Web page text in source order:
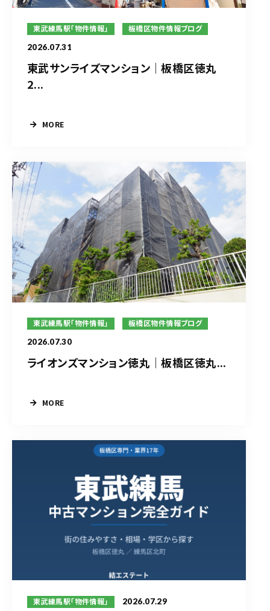
東武練馬駅「物件情報」 板橋区物件情報ブログ
2026.07.31
東武サンライズマンション｜板橋区徳丸
2...
MORE
東武練馬駅「物件情報」 板橋区物件情報ブログ
2026.07.30
ライオンズマンション徳丸｜板橋区徳丸...
MORE
東武練馬駅「物件情報」 2026.07.29